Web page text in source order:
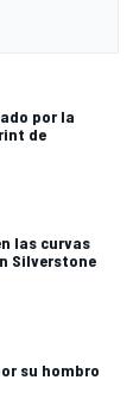
por la
de
las curvas
Silverstone
su hombro